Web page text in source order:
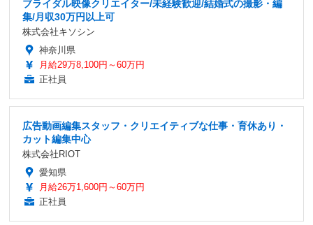
ブライダル映像クリエイター/未経験歓迎/結婚式の撮影・編
集/月収30万円以上可
株式会社キソシン
神奈川県
月給29万8,100円～60万円
正社員
広告動画編集スタッフ・クリエイティブな仕事・育休あり・
カット編集中心
株式会社RIOT
愛知県
月給26万1,600円～60万円
正社員